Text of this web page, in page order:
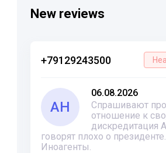
New reviews
+79129243500
АН
06.08.2026
Спрашивают про
отношение к
дискредитация
говорят плохо о президенте.
Иноагенты.